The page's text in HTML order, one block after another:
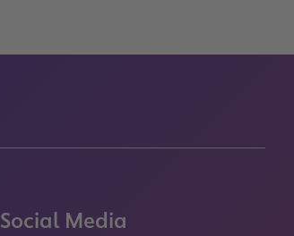
Social Media